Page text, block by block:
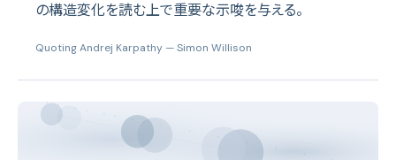
の構造変化を読む上で重要な示唆を与える。
Quoting Andrej Karpathy — Simon Willison